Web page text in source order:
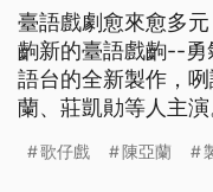
臺語戲劇愈來愈多
齣新的臺語戲齣--
語台的全新製作，
蘭、莊凱勛等人主
（此則新聞標題、
歌仔戲 陳亞蘭